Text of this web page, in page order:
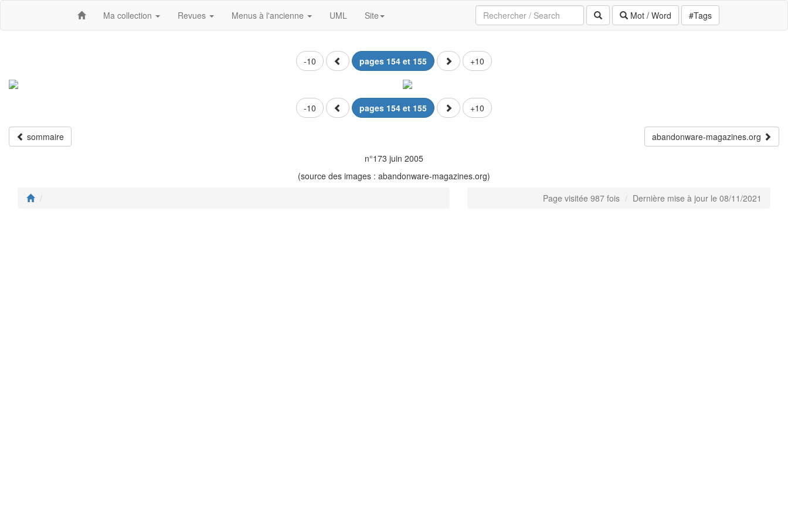
Ma collection Revues Menus à l'ancienne UML Site Mot / Word #Tags
-10 pages 154 et 155 +10
-10 pages 154 et 155 +10
sommaire
abandonware-magazines.org
n°173 juin 2005
(source des images : abandonware-magazines.org)
Page visitée 987 fois
Dernière mise à jour le 08/11/2021